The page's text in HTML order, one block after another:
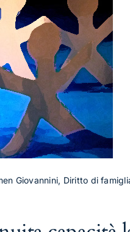
Giovannini, Diritto di